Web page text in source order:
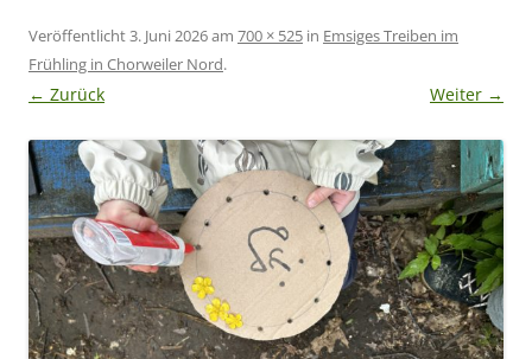
Veröffentlicht3. Juni 2026am 700 × 525 in Emsiges Treiben im
Frühling in Chorweiler Nord.
← Zurück Weiter →